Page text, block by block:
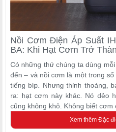
Nồi Cơm Điện Áp Suất
BA: Khi Hạt Cơm Trở
Có những thứ chúng ta dùng
đến – và nồi cơm là một trong
tiếng bíp. Nhưng thỉnh thoảng,
ra: hạt cơm này khác. Nó dẻo
cũng không khô. Không biết cơm
Rất có thể nồi đó là ZOJIRUSHI
Xem thêm Đặc